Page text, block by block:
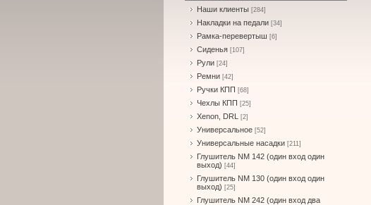
Наши клиенты [284]
Накладки на педали [34]
Рамка-перевертыш [6]
Сиденья [107]
Рули [24]
Ремни [42]
Ручки КПП [68]
Чехлы КПП [25]
Xenon, DRL [2]
Универсальное [52]
Универсальные насадки [211]
Глушитель NM 142 (один вход один
выход) [44]
Глушитель NM 130 (один вход один
выход) [25]
Глушитель NM 242 (один вход два